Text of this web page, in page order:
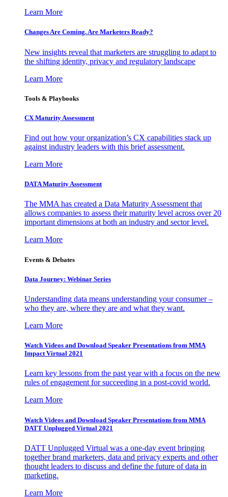
Learn More
Changes Are Coming. Are Marketers Ready?
New insights reveal that marketers are struggling to adapt to
the shifting identity, privacy and regulatory landscape
Learn More
Tools & Playbooks
CX Maturity Assessment
Find out how your organization’s CX capabilities stack up
against industry leaders with this brief assessment.
Learn More
DATA Maturity Assessment
The MMA has created a Data Maturity Assessment that
allows companies to assess their maturity level across over 20
important dimensions at both an industry and sector level.
Learn More
Events & Debates
Data Journey: Webinar Series
Understanding data means understanding your consumer –
who they are, where they are and what they want.
Learn More
Watch Videos and Download Speaker Presentations from MMA
Impact Virtual 2021
Learn key lessons from the past year with a focus on the new
rules of engagement for succeeding in a post-covid world.
Learn More
Watch Videos and Download Speaker Presentations from MMA
DATT Unplugged Virtual 2021
DATT Unplugged Virtual was a one-day event bringing
together brand marketers, data and privacy experts and other
thought leaders to discuss and define the future of data in
marketing.
Learn More